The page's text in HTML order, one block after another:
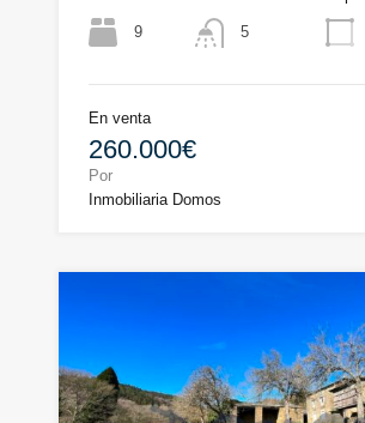
9 5
En venta
260.000€
Por
Inmobiliaria Domos